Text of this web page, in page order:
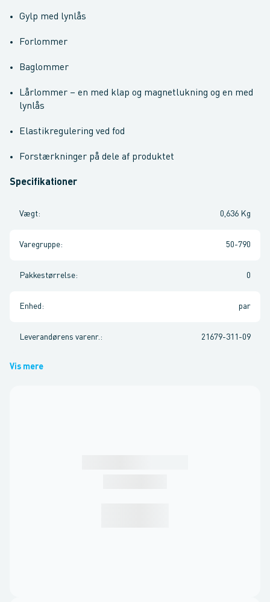
Gylp med lynlås
Forlommer
Baglommer
Lårlommer – en med klap og magnetlukning og en med
lynlås
Elastikregulering ved fod
Forstærkninger på dele af produktet
Specifikationer
Vægt: 0,636 Kg
Varegruppe: 50-790
Pakkestørrelse: 0
Enhed : par
Leverandørens varenr. : 21679-311-09
Vis mere